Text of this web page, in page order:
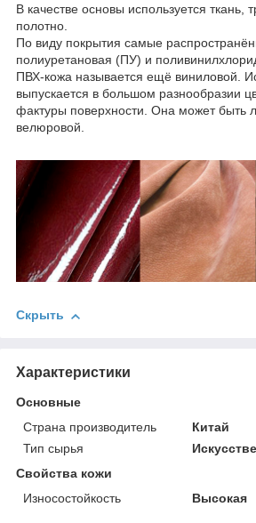
В качестве основы используется ткань,
полотно.
По виду покрытия самые
полиуретановая (ПУ) и
ПВХ-кожа называется ещё виниловой.
выпускается в большом разнообразии
фактуры поверхности. Она может быть
велюровой.
Скрыть
Характеристики
Основные
Страна производитель
Китай
Тип сырья
Свойства кожи
Износостойкость
Высокая